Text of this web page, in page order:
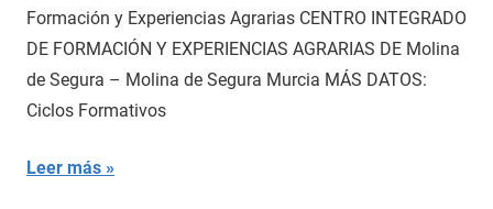
Formación y Experiencias Agrarias CENTRO INTEGRADO
DE FORMACIÓN Y EXPERIENCIAS AGRARIAS DE Molina
de Segura – Molina de Segura Murcia MÁS DATOS:
Ciclos Formativos
Leer más